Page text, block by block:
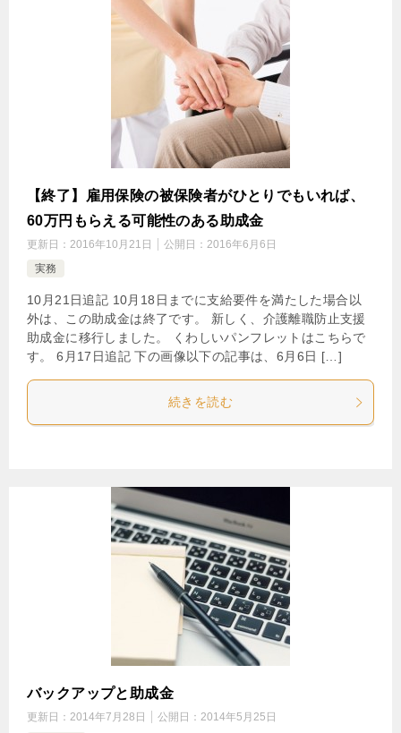
【終了】雇用保険の被保険者がひとりでもいれば、
60万円もらえる可能性のある助成金
更新日： 2016年10月21日 公開日： 2016年6月6日
実務
10月21日追記 10月18日までに支給要件を満たした場合以
外は、この助成金は終了です。 新しく、介護離職防止支援
助成金に移行しました。 くわしいパンフレットはこちらで
す。 6月17日追記 下の画像以下の記事は、6月6日 […]
続きを読む
バックアップと助成金
更新日： 2014年7月28日 公開日： 2014年5月25日